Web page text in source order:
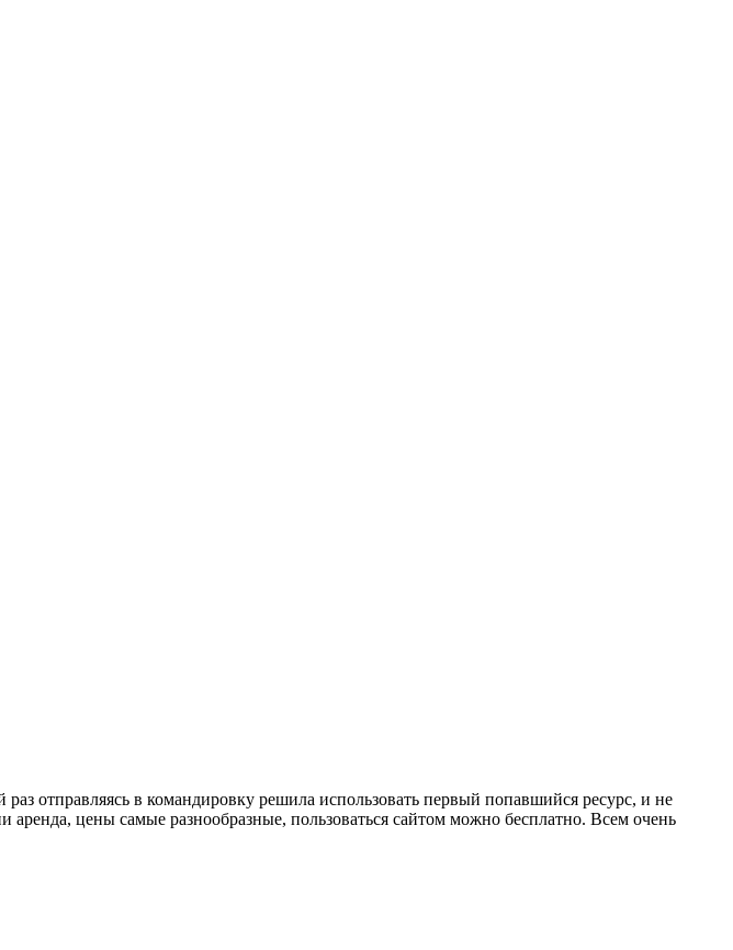
отправляясь в командировку решила использовать первый попавшийся ресурс, и не
цены самые разнообразные, пользоваться сайтом можно бесплатно. Всем очень